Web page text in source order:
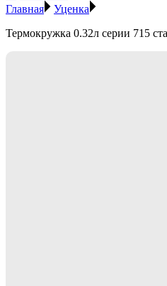
Главная
Уценка
Термокружка 0.32л серии 715